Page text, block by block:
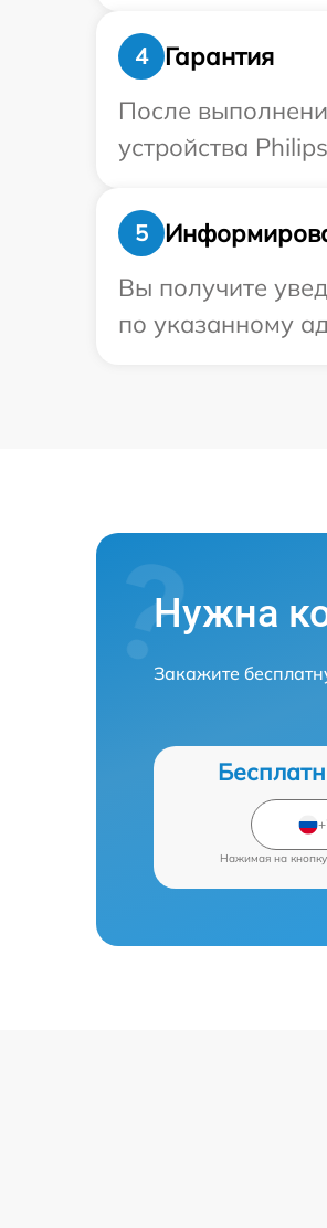
4
Гарантия
После
устройства
5
Вы получите
по указанному
Нужна
Закажите
Нажимая на